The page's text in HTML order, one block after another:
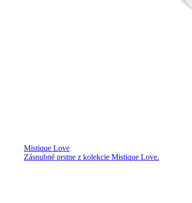
Mistique Love
Zásnubné prstne z kolekcie Mistique Love.